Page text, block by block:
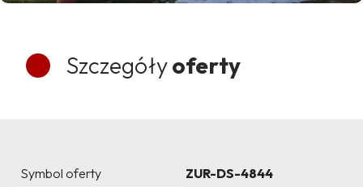
Szczegółyoferty
Symbol oferty
ZUR-DS-4844